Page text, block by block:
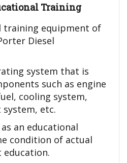
Training
training equipment of
Diesel
system that is
such as engine
cooling system,
system, etc.
an educational
condition of actual
education.